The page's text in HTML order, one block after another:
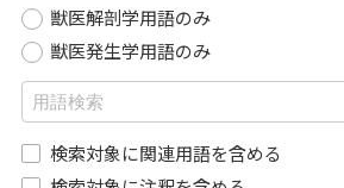
獣医解剖学用語のみ
獣医発生学用語のみ
検索対象に関連用語を含める